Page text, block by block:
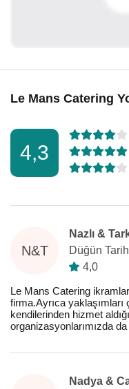
Le Mans Catering
4,3
N&T
Nazlı &
Düğün
4,0
Le Mans Catering
firma.Ayrıca
kendilerinden hizmet
organizasyonlarımızda
Nadya &